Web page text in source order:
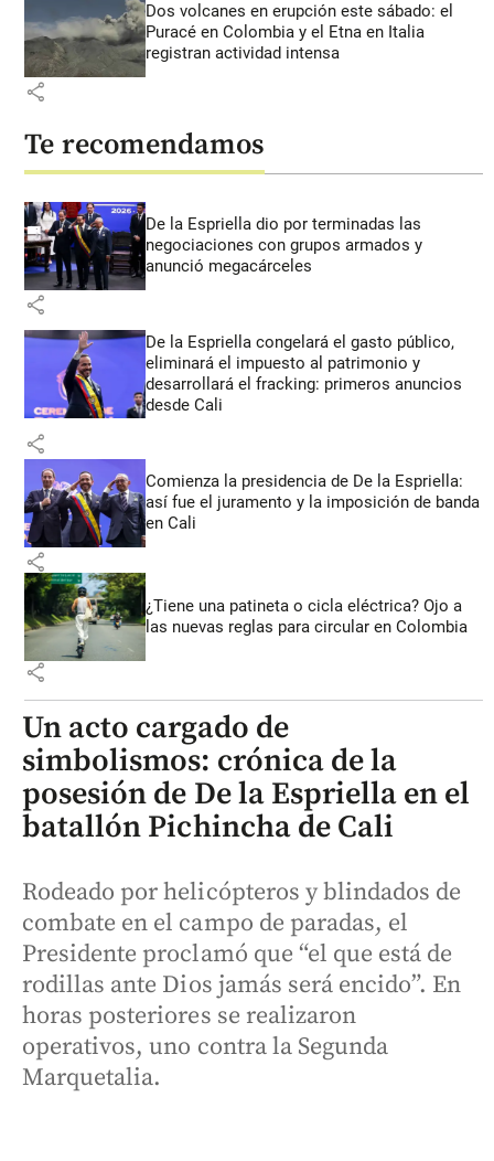
Dos volcanes en erupción este sábado: el
Puracé en Colombia y el Etna en Italia
registran actividad intensa
share
Te recomendamos
De la Espriella dio por terminadas las
negociaciones con grupos armados y
anunció megacárceles
share
De la Espriella congelará el gasto público,
eliminará el impuesto al patrimonio y
desarrollará el fracking: primeros anuncios
desde Cali
share
Comienza la presidencia de De la Espriella:
así fue el juramento y la imposición de banda
en Cali
share
¿Tiene una patineta o cicla eléctrica? Ojo a
las nuevas reglas para circular en Colombia
share
Un acto cargado de
simbolismos: crónica de la
posesión de De la Espriella en el
batallón Pichincha de Cali
Rodeado por helicópteros y blindados de
combate en el campo de paradas, el
Presidente proclamó que “el que está de
rodillas ante Dios jamás será encido”. En
horas posteriores se realizaron
operativos, uno contra la Segunda
Marquetalia.